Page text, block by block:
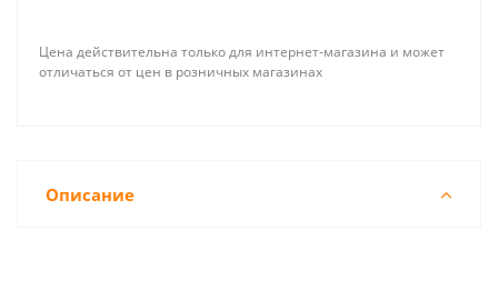
Цена действительна только для интернет-магазина и может
отличаться от цен в розничных магазинах
Описание